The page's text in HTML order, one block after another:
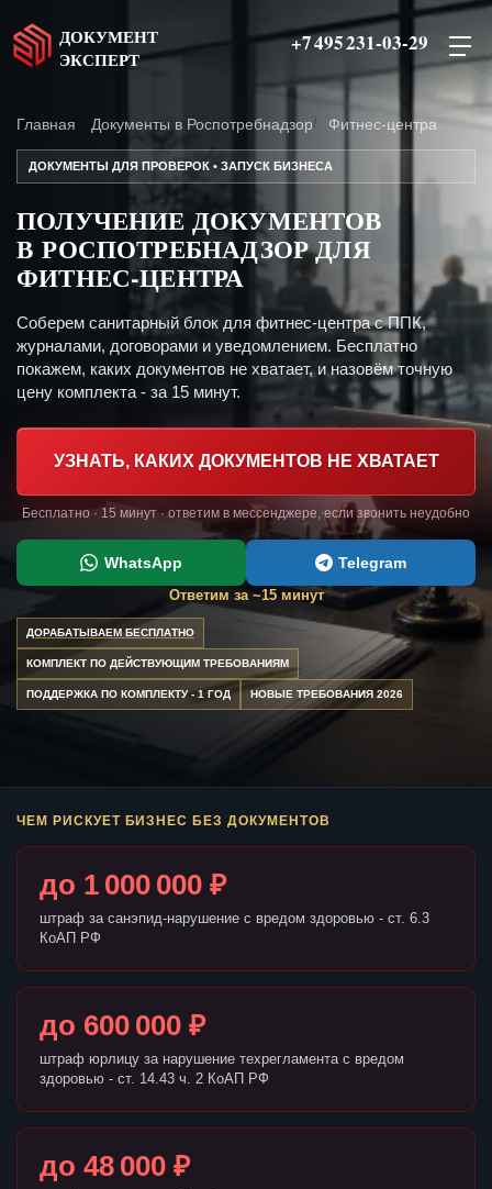
ДОКУМЕНТ
ЭКСПЕРТ
+7 495 231-03-29
Главная Документы в Роспотребнадзор Фитнес-центра
ДОКУМЕНТЫ ДЛЯ ПРОВЕРОК • ЗАПУСК БИЗНЕСА
ПОЛУЧЕНИЕ ДОКУМЕНТОВ
В РОСПОТРЕБНАДЗОР ДЛЯ
ФИТНЕС-ЦЕНТРА
Соберем санитарный блок для фитнес-центра с ППК,
журналами, договорами и уведомлением. Бесплатно
покажем, каких документов не хватает, и назовём точную
цену комплекта - за 15 минут.
УЗНАТЬ, КАКИХ ДОКУМЕНТОВ НЕ ХВАТАЕТ
Бесплатно · 15 минут · ответим в мессенджере, если звонить неудобно
WhatsApp Telegram
Ответим за ~15 минут
ДОРАБАТЫВАЕМ БЕСПЛАТНО
КОМПЛЕКТ ПО ДЕЙСТВУЮЩИМ ТРЕБОВАНИЯМ
ПОДДЕРЖКА ПО КОМПЛЕКТУ - 1 ГОД НОВЫЕ ТРЕБОВАНИЯ 2026
ЧЕМ РИСКУЕТ БИЗНЕС БЕЗ ДОКУМЕНТОВ
до 1 000 000 ₽
штраф за санэпид-нарушение с вредом здоровью - ст. 6.3
КоАП РФ
до 600 000 ₽
штраф юрлицу за нарушение техрегламента с вредом
здоровью - ст. 14.43 ч. 2 КоАП РФ
до 48 000 ₽